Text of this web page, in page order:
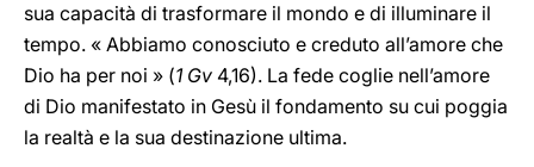
sua capacità di trasformare il mondo e di illuminare il
tempo. « Abbiamo conosciuto e creduto all’amore che
Dio ha per noi » (1 Gv 4,16). La fede coglie nell’amore
di Dio manifestato in Gesù il fondamento su cui poggia
la realtà e la sua destinazione ultima.